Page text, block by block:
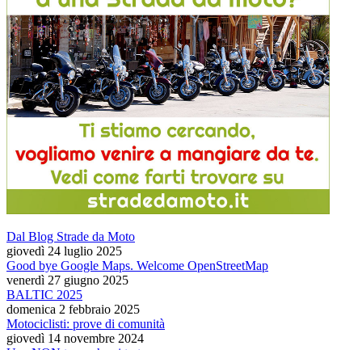
Dal Blog Strade da Moto
giovedì 24 luglio 2025
Good bye Google Maps. Welcome OpenStreetMap
venerdì 27 giugno 2025
BALTIC 2025
domenica 2 febbraio 2025
Motociclisti: prove di comunità
giovedì 14 novembre 2024